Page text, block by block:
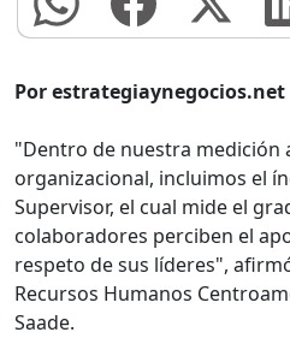
Por estrategiaynegocios.net
"Dentro de nuestra medición
organizacional, incluimos el
Supervisor, el cual mide el
colaboradores perciben el
respeto de sus líderes",
Recursos Humanos
Saade.